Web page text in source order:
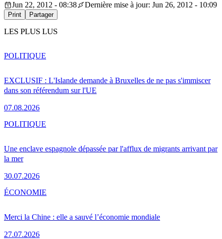
Jun 22, 2012 - 08:38
Dernière mise à jour: Jun 26, 2012 - 10:09
Print Partager
LES PLUS LUS
EXCLUSIF : L'Islande demande à Bruxelles de ne pas s'immiscer
dans son référendum sur l'UE
07.08.2026
POLITIQUE
Une enclave espagnole dépassée par l'afflux de migrants arrivant par
la mer
30.07.2026
POLITIQUE
Merci la Chine : elle a sauvé l’économie mondiale
27.07.2026
ÉCONOMIE